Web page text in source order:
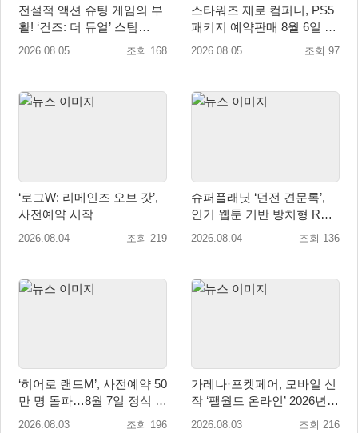
전설적 액션 슈팅 게임의 부
활! ‘건즈: 더 듀얼’ 스팀
(Steam) 8월 14일 정식 오픈
2026.08.05 조회 168
스타워즈 제로 컴퍼니, PS5
패키지 예약판매 8월 6일 시
작... 8월 27일 국내 정식 발
2026.08.05 조회 97
‘로그W: 리메인즈 오브 갓’,
사전예약 시작
2026.08.04 조회 219
슈퍼플래닛 ‘던전 견문록’,
인기 웹툰 기반 방치형 RPG
로 글로벌 정식 출시
2026.08.04 조회 136
‘히어로 랜드M’, 사전예약 50
만 명 돌파…8월 7일 정식 출
시
2026.08.03 조회 196
가레나·포켓페어, 모바일 신
작 ‘팰월드 온라인’ 2026년
출시 예정
2026.08.03 조회 216